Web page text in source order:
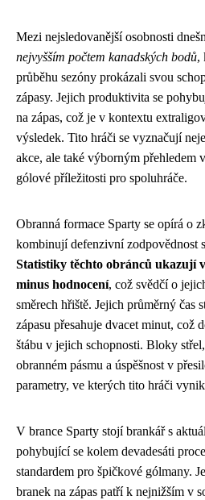
Mezi nejsledovanější osobnosti
nejvyšším počtem kanadských bodů,
průběhu sezóny prokázali svou
zápasy. Jejich produktivita se
na zápas, což je v kontextu
výsledek. Tito hráči se vyznačují
akce, ale také výborným přehledem
gólové příležitosti pro spoluhráče.
Obranná formace Sparty se opírá o
kombinují defenzivní zodpovědnost
Statistiky těchto obránců ukazují
minus hodnocení, což svědčí o
směrech hřiště. Jejich průměrný čas
zápasu přesahuje dvacet minut, což
štábu v jejich schopnosti. Bloky
obranném pásmu a úspěšnost v
parametry, ve kterých tito hráči
V brance Sparty stojí brankář s
pohybující se kolem devadesáti
standardem pro špičkové gólmany.
branek na zápas patří k nejnižším v